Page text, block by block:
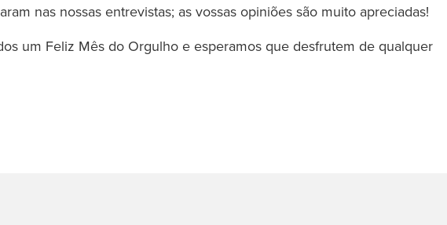
nas nossas entrevistas; as vossas opiniões são muito apreciadas!
um Feliz Mês do Orgulho e esperamos que desfrutem de qualquer